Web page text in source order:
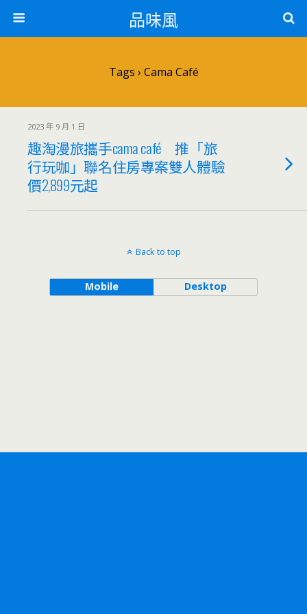
品味風
Tags › Cama Café
2023 年 9 月 1 日
趣淘漫旅攜手cama café 推「旅
行玩咖」聯名住房專案雙人體驗
價2,899元起
Back to top
Mobile Desktop